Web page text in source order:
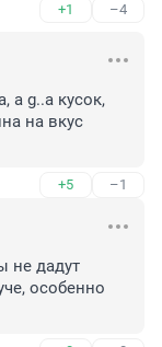
+1 –4
а g..а кусок,
на вкус
+5 –1
не дадут
особенно